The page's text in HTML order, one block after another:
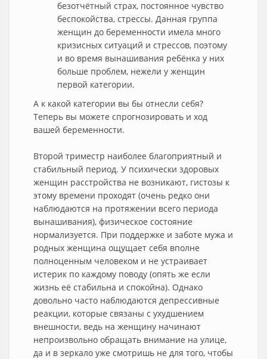
безотчётный страх, постоянное чувство
беспокойства, стрессы. Данная группа
женщин до беременности имела много
кризисных ситуаций и стрессов, поэтому
и во время вынашивания ребёнка у них
больше проблем, нежели у женщин
первой категории.
А к какой категории вы бы отнесли себя?
Теперь вы можете спрогнозировать и ход
вашей беременности.
Второй триместр наиболее благоприятный и
стабильный период. У психически здоровых
женщин расстройства не возникают, гистозы к
этому времени проходят (очень редко они
наблюдаются на протяжении всего периода
вынашивания), физическое состояние
нормализуется. При поддержке и заботе мужа и
родных женщина ощущает себя вполне
полноценным человеком и не устраивает
истерик по каждому поводу (опять же если
жизнь её стабильна и спокойна). Однако
довольно часто наблюдаются депрессивные
реакции, которые связаны с ухудшением
внешности, ведь на женщину начинают
непроизвольно обращать внимание на улице,
да и в зеркало уже смотришь не для того, чтобы